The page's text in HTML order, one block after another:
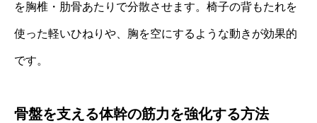
を胸椎・肋骨あたりで分散させます。椅子の背もたれを
使った軽いひねりや、胸を空にするような動きが効果的
です。
骨盤を支える体幹の筋力を強化する方法